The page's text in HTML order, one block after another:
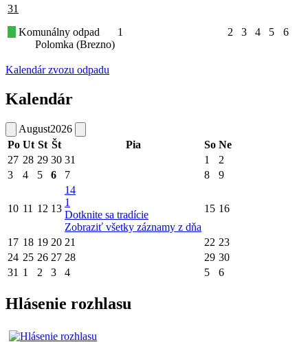
31
Komunálny odpad
Polomka (Brezno)
1 2 3 4 5 6
Kalendár zvozu odpadu
Kalendár
August2026
Po Ut St Št Pia So Ne
27 28 29 30 31 1
2
3
4 5 6 7 8 9
10 11 12 13
14
1
Dotknite sa tradície
Zobraziť všetky záznamy z dňa
15 16
17 18 19 20 21 22 23
24 25 26 27 28 29 30
31 1 2 3 4 5 6
Hlásenie rozhlasu